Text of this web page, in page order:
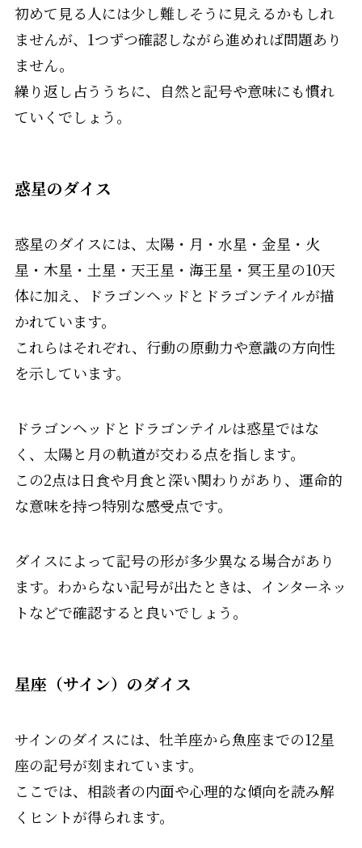
初めて見る人には少し難しそうに見えるかもしれ
ませんが、1つずつ確認しながら進めれば問題あり
ません。
繰り返し占ううちに、自然と記号や意味にも慣れ
ていくでしょう。
惑星のダイス
惑星のダイスには、太陽・月・水星・金星・火
星・木星・土星・天王星・海王星・冥王星の10天
体に加え、ドラゴンヘッドとドラゴンテイルが描
かれています。
これらはそれぞれ、行動の原動力や意識の方向性
を示しています。
ドラゴンヘッドとドラゴンテイルは惑星ではな
く、太陽と月の軌道が交わる点を指します。
この2点は日食や月食と深い関わりがあり、運命的
な意味を持つ特別な感受点です。
ダイスによって記号の形が多少異なる場合があり
ます。わからない記号が出たときは、インターネッ
トなどで確認すると良いでしょう。
星座（サイン）のダイス
サインのダイスには、牡羊座から魚座までの12星
座の記号が刻まれています。
ここでは、相談者の内面や心理的な傾向を読み解
くヒントが得られます。